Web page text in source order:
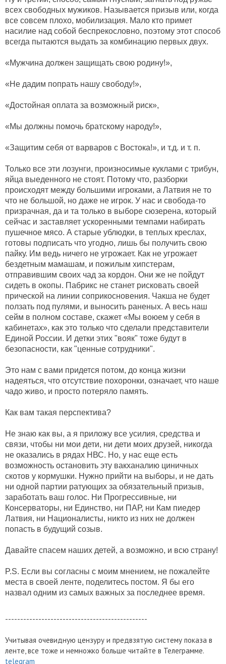
всех свободных мужиков. Называется призыв или, когда
все совсем плохо, мобилизация. Мало кто примет
насилие над собой беспрекословно, поэтому этот способ
всегда пытаются выдать за комбинацию первых двух.
«Мужчина должен защищать свою родину!»,
«Не дадим попрать нашу свободу!»,
«Достойная оплата за возможный риск»,
«Мы должны помочь братскому народу!»,
«Защитим себя от варваров с Востока!», и т.д. и т. п.
Только все эти лозунги, произносимые куклами с трибун,
яйца выеденного не стоят. Потому что, разборки
происходят между большими игроками, а Латвия не то
что не большой, но даже не игрок. У нас и свобода-то
призрачная, да и та только в выборе сюзерена, который
сейчас и заставляет ускоренными темпами набирать
пушечное мясо. А старые ублюдки, в теплых креслах,
готовы подписать что угодно, лишь бы получить свою
пайку. Им ведь ничего не угрожает. Как не угрожает
бездетным мамашам, и пожилым хипстерам,
отправившим своих чад за кордон. Они же не пойдут
сидеть в окопы. Пабрикс не станет рисковать своей
прической на линии соприкосновения. Чакша не будет
ползать под пулями, и выносить раненых. А весь наш
сейм в полном составе, скажет «Мы воюем у себя в
кабинетах», как это только что сделали представители
Единой России. И детки этих "вояк" тоже будут в
безопасности, как "ценные сотрудники".
Это нам с вами придется потом, до конца жизни
надеяться, что отсутствие похоронки, означает, что наше
чадо живо, и просто потеряло память.
Как вам такая перспектива?
Не знаю как вы, а я приложу все усилия, средства и
связи, чтобы ни мои дети, ни дети моих друзей, никогда
не оказались в рядах НВС. Но, у нас еще есть
возможность остановить эту вакханалию циничных
скотов у кормушки. Нужно прийти на выборы, и не дать
ни одной партии ратующих за обязательный призыв,
заработать ваш голос. Ни Прогрессивные, ни
Консерваторы, ни Единство, ни ПАР, ни Кам пиедер
Латвия, ни Националисты, никто из них не должен
попасть в будущий созыв.
Давайте спасем наших детей, а возможно, и всю страну!
P.S. Если вы согласны с моим мнением, не пожалейте
места в своей ленте, поделитесь постом. Я бы его
назвал одним из самых важных за последнее время.
-----------------------------------------------
Учитывая очевидную цензуру и предвзятую систему показа в
ленте, все тоже и немножко больше читайте в Телеграмме.
telegram